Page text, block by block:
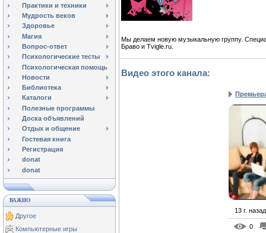
Практики и техники
Мудрость веков
Здоровье
Магия
Вопрос-ответ
Психологические тесты
Психологическая помощь
Новости
Библиотека
Каталоги
Полезные программы
Доска объявлений
Отдых и общение
Гостевая книга
Регистрация
donat
donat
ВАЖНО
Другое
Компьютерные игры
Мы делаем новую музыкальную группу.
Браво и Tvigle.ru.
Видео этого канала:
13 г. назад
0